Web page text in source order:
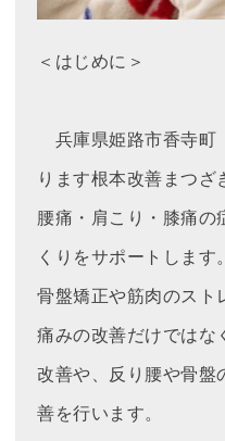
＜はじめに＞
兵庫県姫路市香寺町
ります根本改善まつざ
腰痛・肩こり・膝痛の
くりをサポートします。
骨盤矯正や筋肉のスト
痛みの改善だけではな
改善や、反り腰や骨盤
善を行います。